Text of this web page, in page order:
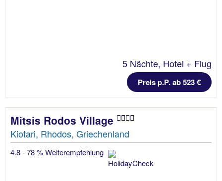
5 Nächte, Hotel + Flug
Preis p.P. ab 523 €
Mitsis Rodos Village
Kiotari, Rhodos, Griechenland
4.8 - 78 % Weiterempfehlung